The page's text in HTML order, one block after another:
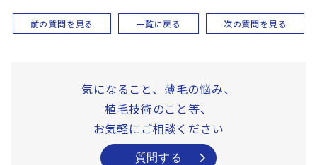
前の質問を見る 一覧に戻る 次の質問を見る
気になること、薄毛の悩み、
植毛技術のこと等、
お気軽にご相談ください
質問する